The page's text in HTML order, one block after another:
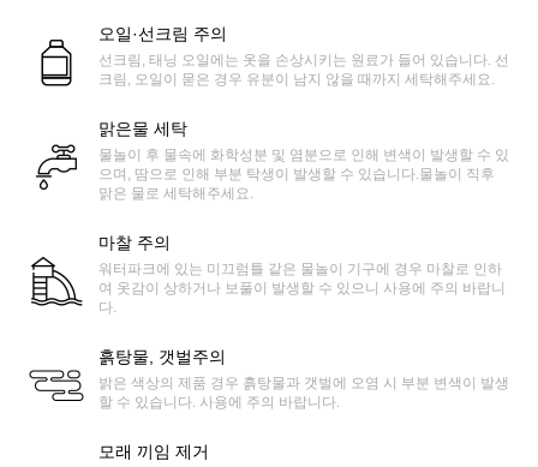
오일·선크림 주의
선크림, 태닝 오일에는 옷을 손상시키는 원료가 들어 있습니다. 선
크림, 오일이 묻은 경우 유분이 남지 않을 때까지 세탁해주세요.
맑은물 세탁
물놀이 후 물속에 화학성분 및 염분으로 인해 변색이 발생할 수 있
으며, 땀으로 인해 부분 탁생이 발생할 수 있습니다.물놀이 직후
맑은 물로 세탁해주세요.
마찰 주의
워터파크에 있는 미끄럼틀 같은 물놀이 기구에 경우 마찰로 인하
여 옷감이 상하거나 보풀이 발생할 수 있으니 사용에 주의 바랍니
다.
흙탕물, 갯벌주의
밝은 색상의 제품 경우 흙탕물과 갯벌에 오염 시 부분 변색이 발생
할 수 있습니다. 사용에 주의 바랍니다.
모래 끼임 제거